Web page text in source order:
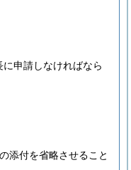
申請しなければなら
添付を省略させること